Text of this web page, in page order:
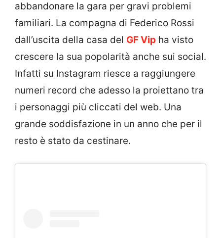
abbandonare la gara per gravi problemi
familiari. La compagna di Federico Rossi
dall’uscita della casa del GF Vip ha visto
crescere la sua popolarità anche sui social.
Infatti su Instagram riesce a raggiungere
numeri record che adesso la proiettano tra
i personaggi più cliccati del web. Una
grande soddisfazione in un anno che per il
resto è stato da cestinare.